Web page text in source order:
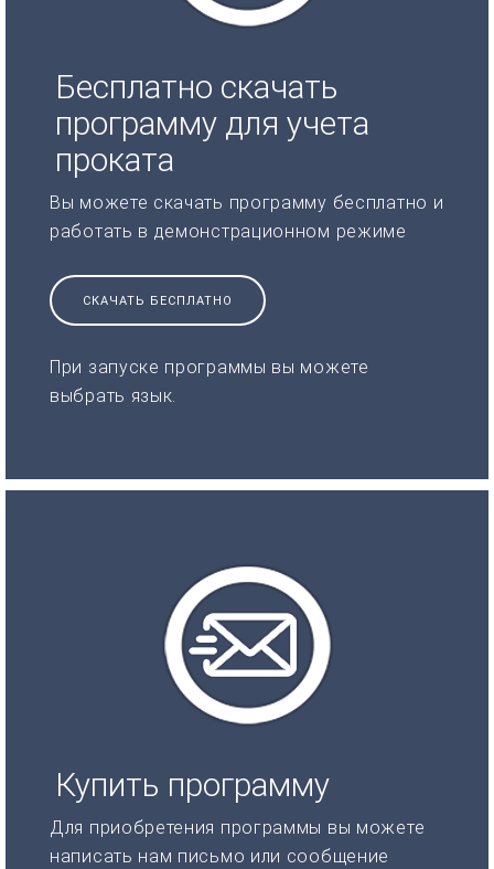
Бесплатно скачать
программу для учета
проката
Вы можете скачать программу бесплатно и
работать в демонстрационном режиме
СКАЧАТЬ БЕСПЛАТНО
При запуске программы вы можете
выбрать язык.
Купить программу
Для приобретения программы вы можете
написать нам письмо или сообщение